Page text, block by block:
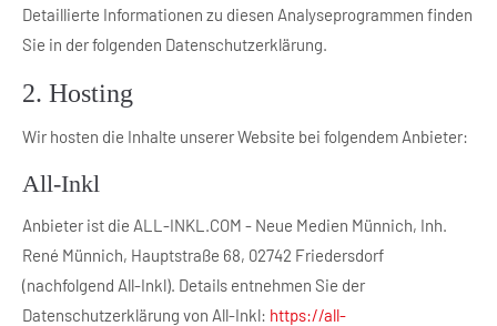
Detaillierte Informationen zu diesen Analyseprogrammen finden
Sie in der folgenden Datenschutzerklärung.
2. Hosting
Wir hosten die Inhalte unserer Website bei folgendem Anbieter:
All-Inkl
Anbieter ist die ALL-INKL.COM - Neue Medien Münnich, Inh.
René Münnich, Hauptstraße 68, 02742 Friedersdorf
(nachfolgend All-Inkl). Details entnehmen Sie der
Datenschutzerklärung von All-Inkl: https://all-